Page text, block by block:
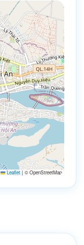
Leaflet | © OpenStreetMap